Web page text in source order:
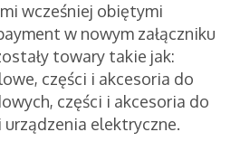
wcześniej obiętymi
w nowym załączniku
towary takie jak:
części i akcesoria do
części i akcesoria do
elektryczne.